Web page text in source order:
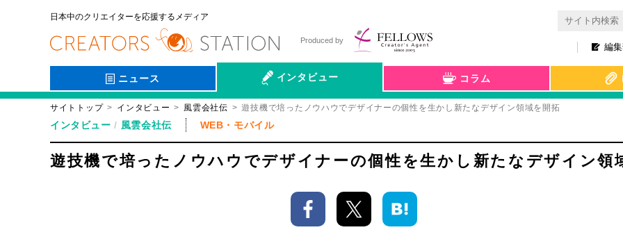
日本中のクリエイターを応援するメディア
編
Produced by
ニュース インタビュー
会社伝
コラム
サイトトップ インタビュー 風雲会社伝 遊技機で培ったノウハウでデザイナーの個性を生かし新たなデザイン領域を開拓
インタビュー 風雲会社伝 WEB・モバイル
遊技機で培ったノウハウでデザイナーの個性を生かし新たなデザイン領